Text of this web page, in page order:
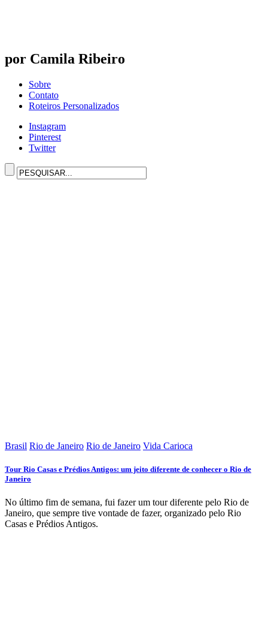
por Camila Ribeiro
Sobre
Contato
Roteiros Personalizados
Instagram
Pinterest
Twitter
Brasil Rio de Janeiro Rio de Janeiro Vida Carioca
Tour Rio Casas e Prédios Antigos: um jeito diferente de conhecer o Rio de
Janeiro
No último fim de semana, fui fazer um tour diferente pelo Rio de
Janeiro, que sempre tive vontade de fazer, organizado pelo Rio
Casas e Prédios Antigos.